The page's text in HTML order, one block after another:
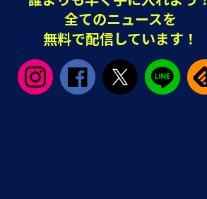
全てのニュースを
無料で配信しています！